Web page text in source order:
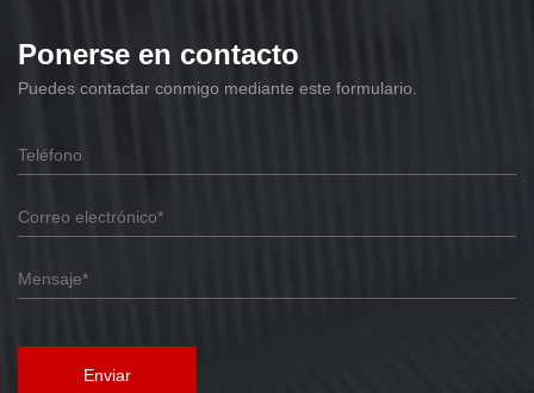
Ponerse en contacto
Puedes contactar conmigo mediante este formulario.
Enviar